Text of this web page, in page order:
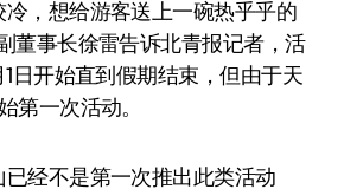
，想给游客送上一碗热乎乎的
董事长徐雷告诉北青报记者，活
日开始直到假期结束，但由于天
第一次活动。
经不是第一次推出此类活动